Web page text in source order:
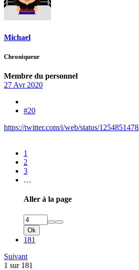
Michael
Chroniqueur
Membre du personnel
27 Avr 2020
#20
https://twitter.com/i/web/status/
1
2
3
…
Aller à la page
Ok
181
Suivant
1 sur 181